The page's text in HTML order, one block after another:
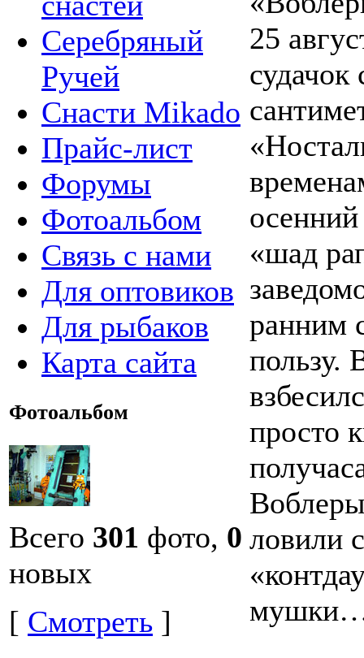
Серебряный
Ручей
Снасти Mikado
Прайс-лист
Форумы
Фотоальбом
Связь с нами
Для оптовиков
Для рыбаков
Карта сайта
Фотоальбом
Всего 301 фото, 0
новых
[ Смотреть ]
25
судачок
«шад
ранним
пользу.
просто
ловили
мушки…